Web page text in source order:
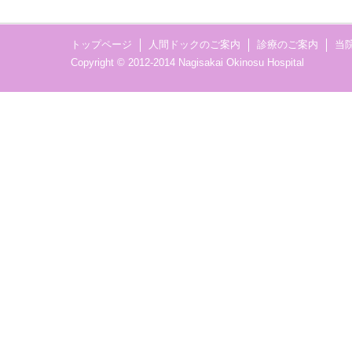
トップページ 人間ドックのご案内 診療のご案内
当
Copyright © 2012-2014 Nagisakai Okinosu Hospital